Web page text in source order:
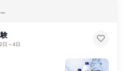
2日～4日